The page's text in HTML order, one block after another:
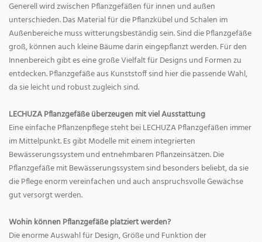
Generell wird zwischen Pflanzgefäßen für innen und außen
unterschieden. Das Material für die Pflanzkübel und Schalen im
Außenbereiche muss witterungsbeständig sein. Sind die Pflanzgefäße
groß, können auch kleine Bäume darin eingepflanzt werden. Für den
Innenbereich gibt es eine große Vielfalt für Designs und Formen zu
entdecken. Pflanzgefäße aus Kunststoff sind hier die passende Wahl,
da sie leicht und robust zugleich sind.
LECHUZA Pflanzgefäße überzeugen mit viel Ausstattung
Eine einfache Pflanzenpflege steht bei LECHUZA Pflanzgefäßen immer
im Mittelpunkt. Es gibt Modelle mit einem integrierten
Bewässerungssystem und entnehmbaren Pflanzeinsätzen. Die
Pflanzgefäße mit Bewässerungssystem sind besonders beliebt, da sie
die Pflege enorm vereinfachen und auch anspruchsvolle Gewächse
gut versorgt werden.
Wohin können Pflanzgefäße platziert werden?
Die enorme Auswahl für Design, Größe und Funktion der